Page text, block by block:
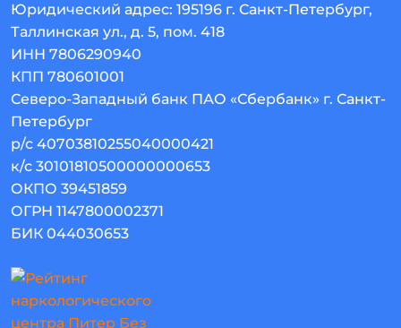
Юридический адрес: 195196 г. Санкт-Петербург,
Таллинская ул., д. 5, пом. 418
ИНН 7806290940
КПП 780601001
Северо-Западный банк ПАО «Сбербанк» г. Санкт-
Петербург
р/с 40703810255040000421
к/с 30101810500000000653
ОКПО 39451859
ОГРН 1147800002371
БИК 044030653